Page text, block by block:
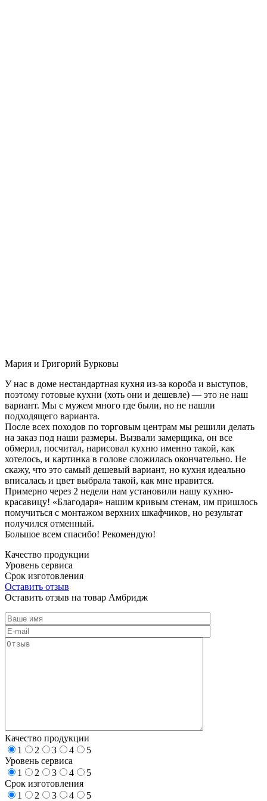
Мария и Григорий Бурковы
У нас в доме нестандартная кухня из-за короба и выступов,
поэтому готовые кухни (хоть они и дешевле) — это не наш
вариант. Мы с мужем много где были, но не нашли
подходящего варианта.
После всех походов по торговым центрам мы решили делать
на заказ под наши размеры. Вызвали замерщика, он все
обмерил, посчитал, нарисовал кухню именно такой, как
хотелось, и картинка в голове сложилась окончательно. Не
скажу, что это самый дешевый вариант, но кухня идеально
вписалась и цвет выбрала такой, как мне нравится.
Примерно через 2 недели нам установили нашу кухню-
красавицу! «Благодаря» нашим кривым стенам, им пришлось
помучиться с монтажом верхних шкафчиков, но результат
получился отменный.
Большое всем спасибо! Рекомендую!
Качество продукции
Уровень сервиса
Срок изготовления
Оставить отзыв
Оставить отзыв на товар Амбридж
Качество продукции
1
2 3 4
5
Уровень сервиса
1
2 3 4
5
Срок изготовления
1
2 3 4
5